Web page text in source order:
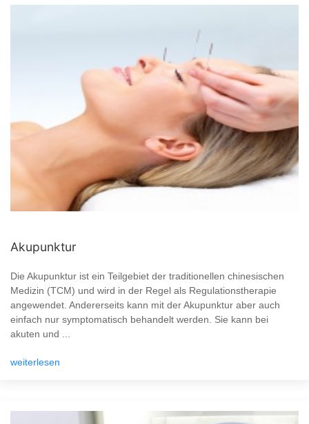
Akupunktur
Die Akupunktur ist ein Teilgebiet der traditionellen chinesischen
Medizin (TCM) und wird in der Regel als Regulationstherapie
angewendet. Andererseits kann mit der Akupunktur aber auch
einfach nur symptomatisch behandelt werden. Sie kann bei
akuten und ...
weiterlesen